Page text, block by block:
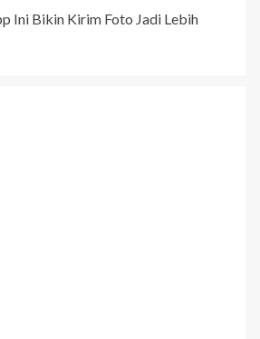
Ini Bikin Kirim Foto Jadi Lebih